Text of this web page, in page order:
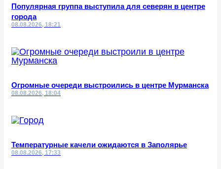
Популярная группа выступила для северян в центре
города
08.08.2026, 18:21
Огромные очереди выстроились в центре Мурманска
08.08.2026, 18:04
Температурные качели ожидаются в Заполярье
08.08.2026, 17:33